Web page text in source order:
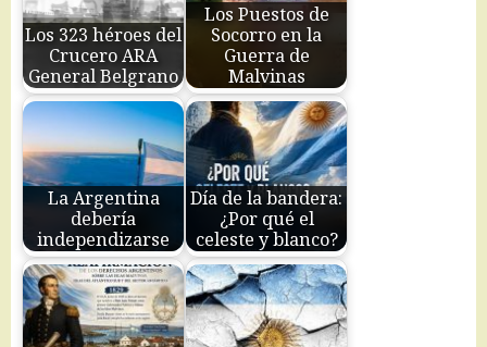
Los 323 héroes del
Crucero ARA
General Belgrano
Los Puestos de
Socorro en la
Guerra de
Malvinas
La Argentina
debería
independizarse
Día de la bandera:
¿Por qué el
celeste y blanco?